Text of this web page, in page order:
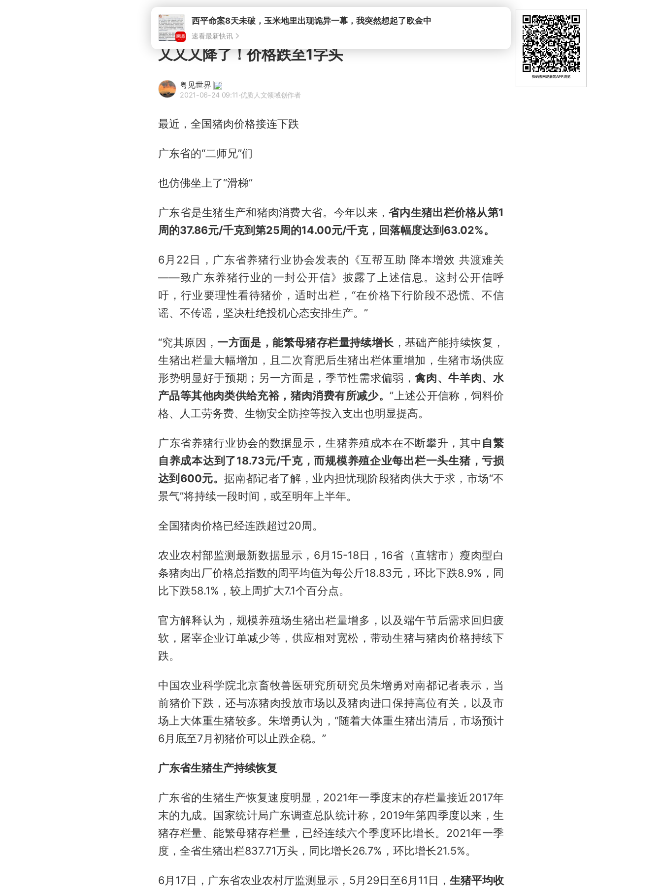
又又又降了！价格跌至1字头
粤见世界
2021-06-24 09:11·优质人文领域创作者
最近，全国猪肉价格接连下跌
广东省的“二师兄”们
也仿佛坐上了“滑梯”
广东省是生猪生产和猪肉消费大省。今年以来，省内生猪出栏价格从第1
周的37.86元/千克到第25周的14.00元/千克，回落幅度达到63.02%。
6月22日，广东省养猪行业协会发表的《互帮互助 降本增效 共渡难关
——致广东养猪行业的一封公开信》披露了上述信息。这封公开信呼
吁，行业要理性看待猪价，适时出栏，“在价格下行阶段不恐慌、不信
谣、不传谣，坚决杜绝投机心态安排生产。”
“究其原因， 一方面是，能繁母猪存栏量持续增长 ，基础产能持续恢复，
生猪出栏量大幅增加，且二次育肥后生猪出栏体重增加，生猪市场供应
形势明显好于预期；另一方面是，季节性需求偏弱，禽肉、牛羊肉、水
产品等其他肉类供给充裕，猪肉消费有所减少。”上述公开信称，饲料价
格、人工劳务费、生物安全防控等投入支出也明显提高。
广东省养猪行业协会的数据显示，生猪养殖成本在不断攀升，其中 自繁
自养成本达到了18.73元/千克，而规模养殖企业每出栏一头生猪，亏损
达到600元。 据南都记者了解，业内担忧现阶段猪肉供大于求，市场“不
景气”将持续一段时间，或至明年上半年。
全国猪肉价格已经连跌超过20周。
农业农村部监测最新数据显示，6月15-18日，16省（直辖市）瘦肉型白
条猪肉出厂价格总指数的周平均值为每公斤18.83元，环比下跌8.9%，同
比下跌58.1%，较上周扩大7.1个百分点。
官方解释认为，规模养殖场生猪出栏量增多，以及端午节后需求回归疲
软，屠宰企业订单减少等，供应相对宽松，带动生猪与猪肉价格持续下
跌。
中国农业科学院北京畜牧兽医研究所研究员朱增勇对南都记者表示，当
前猪价下跌，还与冻猪肉投放市场以及猪肉进口保持高位有关，以及市
场上大体重生猪较多。朱增勇认为，“随着大体重生猪出清后，市场预计
6月底至7月初猪价可以止跌企稳。”
广东省生猪生产持续恢复
广东省的生猪生产恢复速度明显，2021年一季度末的存栏量接近2017年
末的九成。国家统计局广东调查总队统计称，2019年第四季度以来，生
猪存栏量、能繁母猪存栏量，已经连续六个季度环比增长。2021年一季
度，全省生猪出栏837.71万头，同比增长26.7%，环比增长21.5%。
6月17日，广东省农业农村厅监测显示，5月29日至6月11日， 生猪平均收
扫码去网易新闻APP浏览